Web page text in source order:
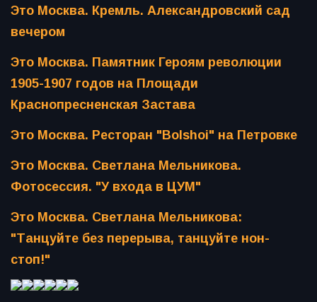
Это Москва. Кремль. Александровский сад
вечером
Это Москва. Памятник Героям революции
1905-1907 годов на Площади
Краснопресненская Застава
Это Москва. Ресторан "Bolshoi" на Петровке
Это Москва. Светлана Мельникова.
Фотосессия. "У входа в ЦУМ"
Это Москва. Светлана Мельникова:
"Танцуйте без перерыва, танцуйте нон-
стоп!"